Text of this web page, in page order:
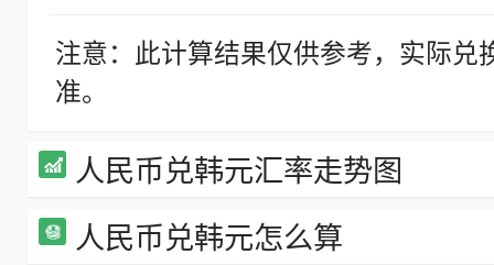
注意：此计算结果仅供参考，实际
准。
人民币兑韩元汇率走势图
人民币兑韩元怎么算